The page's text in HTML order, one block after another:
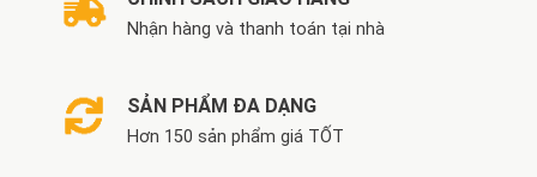
Nhận hàng và thanh toán tại nhà
SẢN PHẨM ĐA DẠNG
Hơn 150 sản phẩm giá TỐT